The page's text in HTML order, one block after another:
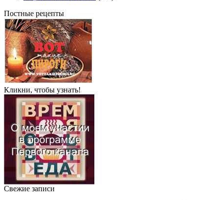
Постные рецепты
Кликни, чтобы узнать!
Свежие записи